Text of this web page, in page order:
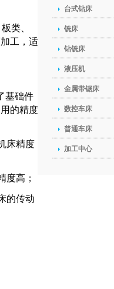
类、
工，适
基础件
的精度
床精度
度高；
的传动
台式钻床
铣床
钻铣床
液压机
金属带锯床
数控车床
普通车床
加工中心